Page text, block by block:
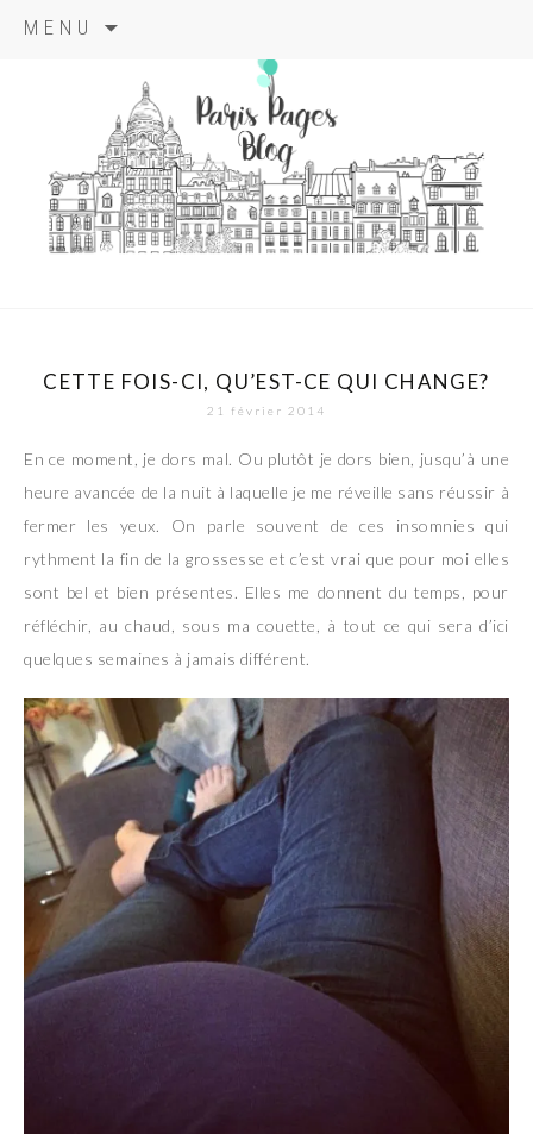
MENU
principal
paris pages
blog
CETTE FOIS-CI, QU’EST-CE QUI CHANGE?
21 février 2014
En ce moment, je dors mal. Ou plutôt je dors bien, jusqu’à une
heure avancée de la nuit à laquelle je me réveille sans réussir à
fermer les yeux. On parle souvent de ces insomnies qui
rythment la fin de la grossesse et c’est vrai que pour moi elles
sont bel et bien présentes. Elles me donnent du temps, pour
réfléchir, au chaud, sous ma couette, à tout ce qui sera d’ici
quelques semaines à jamais différent.